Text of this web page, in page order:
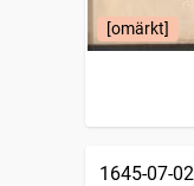
[omärkt]
1645-07-02